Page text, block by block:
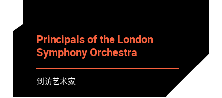
Principals of the London
Symphony Orchestra
到访艺术家